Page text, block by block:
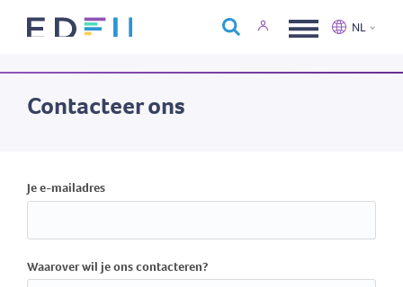
Over Edfin
NL
Contacteer ons
Je e-mailadres
Waarover wil je ons contacteren?